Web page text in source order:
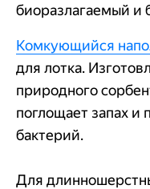
биоразлагаемый и
Комкующийся
для лотка.
природного
поглощает запах и
бактерий.
Для